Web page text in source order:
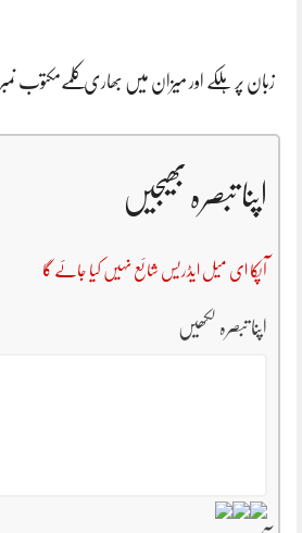
زبان پر ہلکے اور میزان میں بھاری کلمےمکتوب نمبر 308دفتر اول
اپنا تبصرہ بھیجیں
آپکا ای میل ایڈریس شائع نہیں کیا جائے گا
اپنا تبصرہ لکھیں